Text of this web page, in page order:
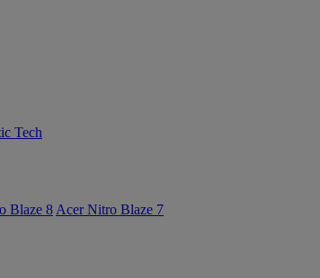
Tech
Blaze 8 Acer Nitro Blaze 7